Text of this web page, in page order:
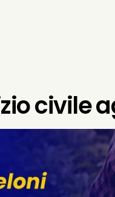
civile